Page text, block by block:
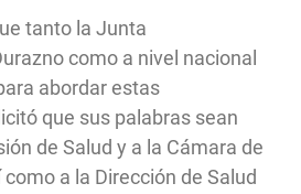
tanto la Junta
como a nivel nacional
abordar estas
que sus palabras sean
de Salud y a la Cámara de
a la Dirección de Salud